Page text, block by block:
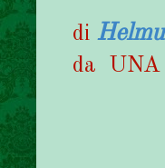
di
da UNA